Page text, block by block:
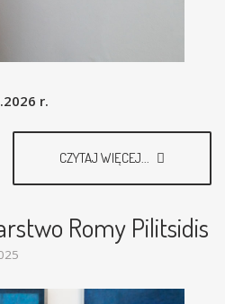
r.
CZYTAJ WIĘCEJ...
Romy Pilitsidis